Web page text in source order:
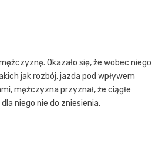
Okazało się, że wobec niego
jak rozbój, jazda pod wpływem
mężczyzna przyznał, że ciągłe
niego nie do zniesienia.